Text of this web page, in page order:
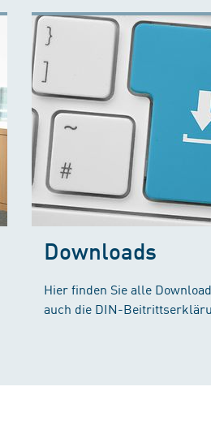
Downloads
Hier finden Sie alle
auch die DIN-